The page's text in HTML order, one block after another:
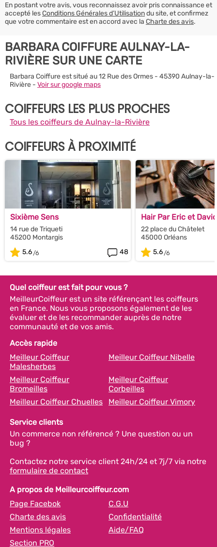
En postant votre avis, vous reconnaissez avoir pris connaissance et
accepté lesConditions Générales d’Utilisationdu site, et confirmez
que votre commentaire est en accord avec la Charte des avis.
BARBARA COIFFURE AULNAY-LA-
RIVIÈRE SUR UNE CARTE
Barbara Coiffure est situé au 12 Rue des Ormes - 45390 Aulnay-la-
Rivière - Voir sur google maps
COIFFEURS LES PLUS PROCHES
Tous les coiffeurs de Aulnay-la-Rivière
COIFFEURS À PROXIMITÉ
Sixième Sens
14 rue de Triqueti
45200 Montargis
5.6
48
Hair Par Eric et David
22 place du Châtelet
45000 Orléans
5.6
Quel coiffeur est fait pour vous ?
MeilleurCoiffeur est un site référençant les coiffeurs
en France. Nous vous proposons également de les
évaluer et de les recommander auprès de notre
communauté et de vos amis.
Accès rapide
Meilleur Coiffeur
Malesherbes
Meilleur Coiffeur Nibelle
Meilleur Coiffeur
Bromeilles
Meilleur Coiffeur
Corbeilles
Meilleur Coiffeur Chuelles
Meilleur Coiffeur Vimory
Service clients
Un commerce non référencé ? Une question ou un
bug ?
Contactez notre service client 24h/24 et 7j/7 via notre
formulaire de contact
A propos de Meilleurcoiffeur.com
Page Facebok
C.G.U
Charte des avis
Confidentialité
Mentions légales
Aide/FAQ
Section PRO